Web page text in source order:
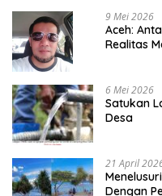
9 Mei 2026
Aceh:
Realitas
6 Mei 2026
Satukan
Desa
21 April
Dengan